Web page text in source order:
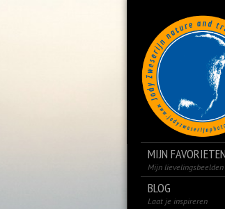
MIJN FAVORIETEN
Mijn
BLOG
Laat je inspireren